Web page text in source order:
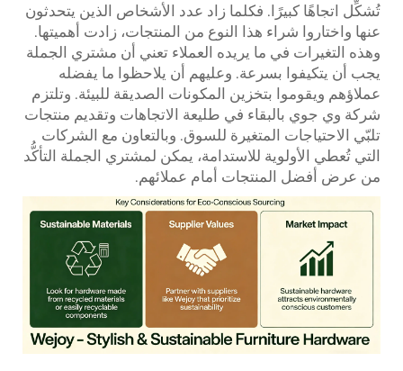
تُشكِّل اتجاهًا كبيرًا. فكلما زاد عدد الأشخاص الذين يتحدثون
عنها واختاروا شراء هذا النوع من المنتجات، زادت أهميتها.
وهذه التغيرات في ما يريده العملاء تعني أن مشتري الجملة
يجب أن يتكيفوا بسرعة. وعليهم أن يلاحظوا ما يفضله
عملاؤهم ويقوموا بتخزين المكونات الصديقة للبيئة. وتلتزم
شركة وي جوي بالبقاء في طليعة الاتجاهات وتقديم منتجات
تلبّي الاحتياجات المتغيرة للسوق. وبالتعاون مع الشركات
التي تُعطي الأولوية للاستدامة، يمكن لمشتري الجملة التأكُّد
من عرض أفضل المنتجات أمام عملائهم.